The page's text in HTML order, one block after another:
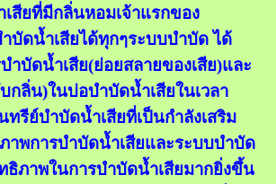
สียที่มีกลิ่นหอมเจ้าแรกของ
บัดน้ำเสียได้ทุกๆระบบบำบัด ได้
ำบัดน้ำเสีย(ย่อยสลายของเสีย)และ
กลิ่น)ในบ่อบำบัดน้ำเสียในเวลา
รีย์บำบัดน้ำเสียที่เป็นกำลังเสริม
าพการบำบัดน้ำเสียและระบบบำบัด
ธิภาพในการบำบัดน้ำเสียมากยิ่งขึ้น